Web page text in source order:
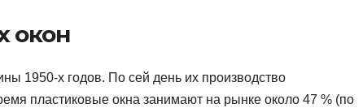
окон
1950-х годов. По сей день их производство
пластиковые окна занимают на рынке около 47 % (по